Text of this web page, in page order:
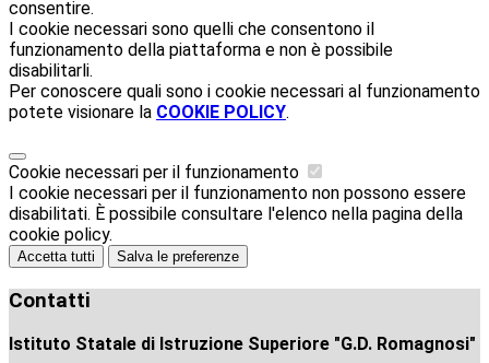
consentire.
I cookie necessari sono quelli che consentono il
funzionamento della piattaforma e non è possibile
disabilitarli.
Per conoscere quali sono i cookie necessari al funzionamento
potete visionare la COOKIE POLICY.
Cookie necessari per il funzionamento
I cookie necessari per il funzionamento non possono essere
disabilitati. È possibile consultare l'elenco nella pagina della
cookie policy.
Accetta tutti Salva le preferenze
Contatti
Istituto Statale di Istruzione Superiore "G.D. Romagnosi"